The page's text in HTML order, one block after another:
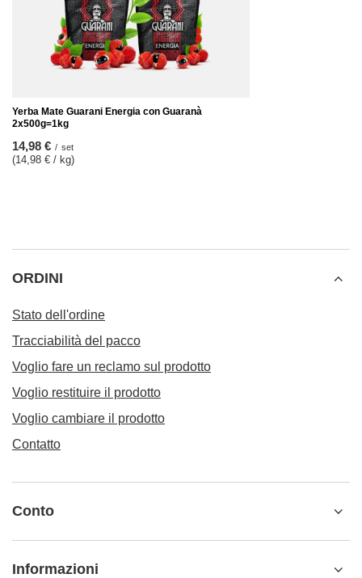
Yerba Mate Guarani Energia con Guaranà
2x500g=1kg
14,98 € / set
(14,98 € / kg)
ORDINI
Stato dell'ordine
Tracciabilità del pacco
Voglio fare un reclamo sul prodotto
Voglio restituire il prodotto
Voglio cambiare il prodotto
Contatto
Conto
Informazioni